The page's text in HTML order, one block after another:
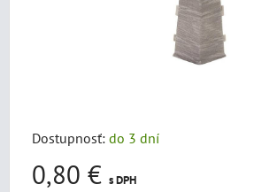
Dostupnosť: do 3 dní
0,80 € s DPH